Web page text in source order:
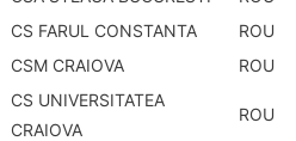
CS FARUL CONSTANTA
ROU
CSM CRAIOVA ROU
CS UNIVERSITATEA
CRAIOVA
ROU